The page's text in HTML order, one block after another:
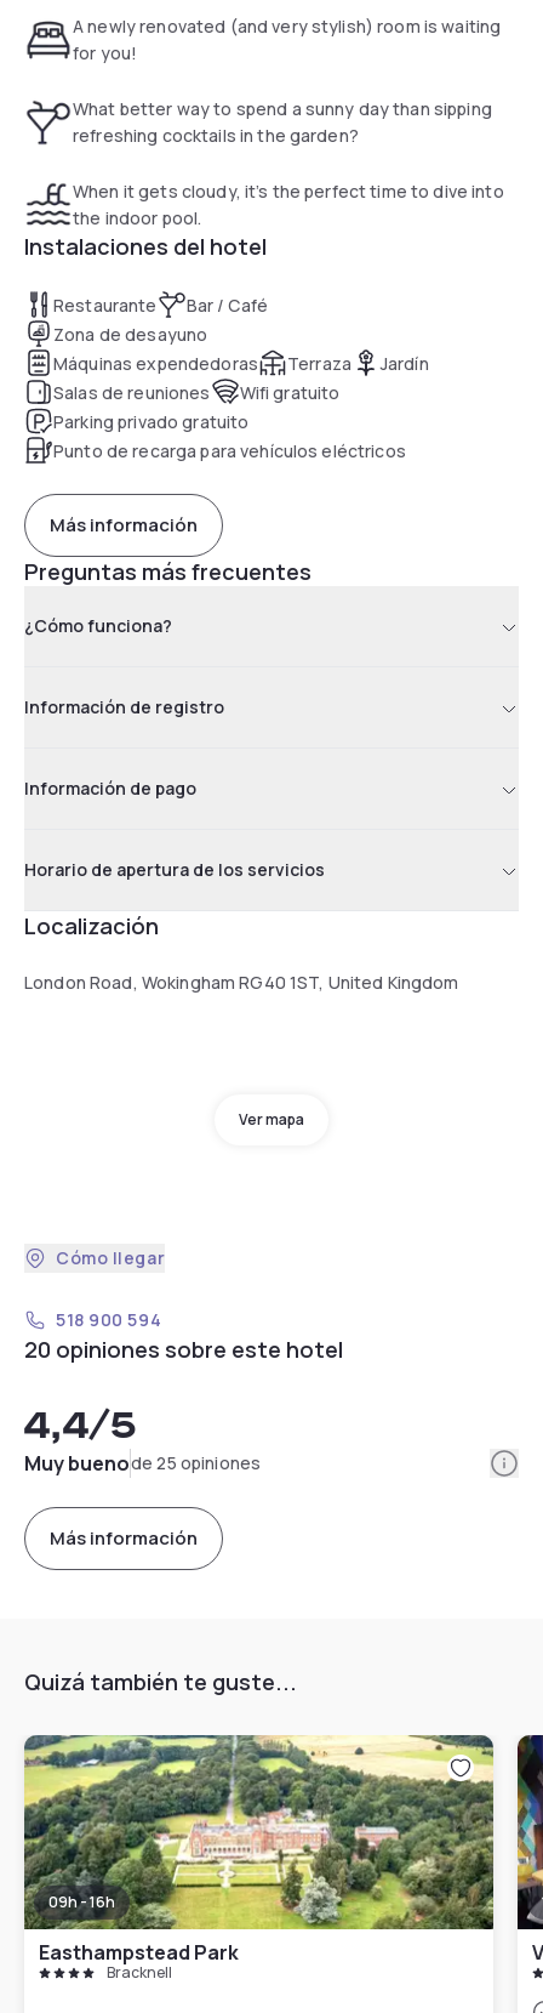
on-site parking and the traditional warm DoubleTree cookie
welcome, the hotel stands out as a premier solution
productive day.
A newly renovated (and very stylish) room is waiting
for you!
What better way to spend a sunny day than sipping
refreshing cocktails in the garden?
When it gets cloudy, it’s the perfect time to dive into
the indoor pool.
Instalaciones del hotel
Restaurante
Bar / Café
Zona de desayuno
Máquinas expendedoras
Terraza
Jardín
Salas de reuniones
Wifi gratuito
Parking privado gratuito
Punto de recarga para vehículos eléctricos
Más información
Preguntas más frecuentes
¿Cómo funciona?
Información de registro
Información de pago
Horario de apertura de los servicios
Localización
London Road, Wokingham RG40 1ST, United Kingdom
Ver mapa
Cómo llegar
518 900 594
20 opiniones sobre este hotel
4,4/5
Muy buenode 25 opiniones
Más información
Quizá también te guste...
09h - 16h
Easthampstead Park
Bracknell